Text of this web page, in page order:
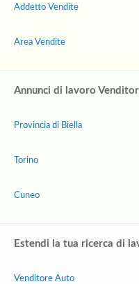
Addetto Vendite
Area Vendite
Annunci di lavoro
Provincia di Biella
Torino
Cuneo
Estendi la tua ricerca di
Venditore Auto